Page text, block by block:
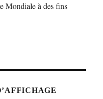
Mondiale à des fins